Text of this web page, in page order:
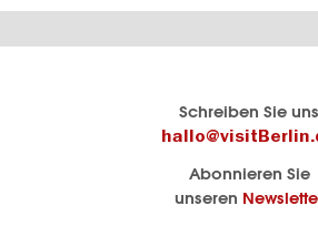
Schreiben Sie uns
Abonnieren Sie
unseren